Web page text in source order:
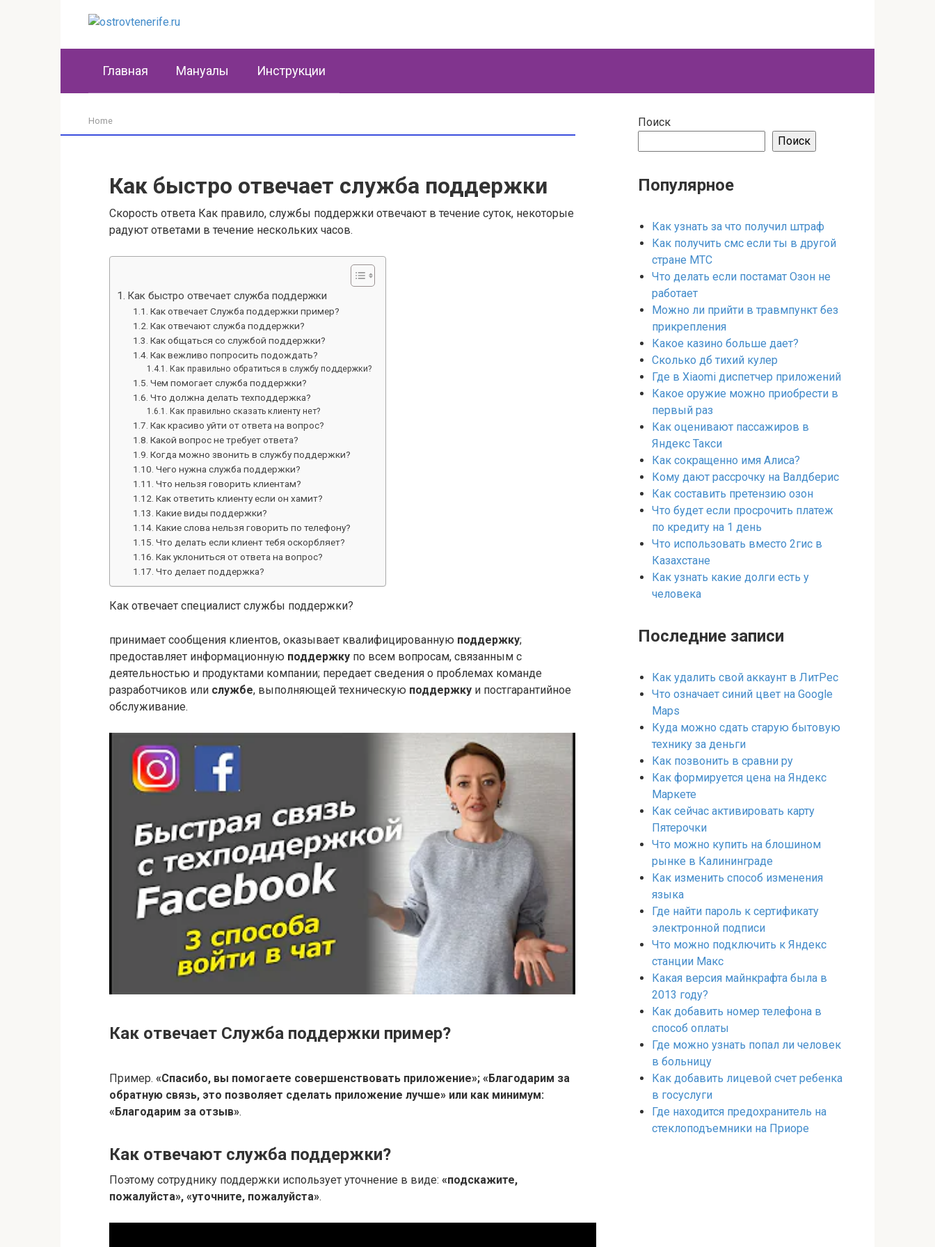
Главная Мануалы Инструкции
Home
Как быстро отвечает служба поддержки
Скорость ответа Как правило, службы поддержки отвечают в течение суток, некоторые
радуют ответами в течение нескольких часов.
Как быстро отвечает служба поддержки
Как отвечает Служба поддержки пример?
Как отвечают служба поддержки?
Как общаться со службой поддержки?
Как вежливо попросить подождать?
Как правильно обратиться в службу поддержки?
Чем помогает служба поддержки?
Что должна делать техподдержка?
Как правильно сказать клиенту нет?
Как красиво уйти от ответа на вопрос?
Какой вопрос не требует ответа?
Когда можно звонить в службу поддержки?
Чего нужна служба поддержки?
Что нельзя говорить клиентам?
Как ответить клиенту если он хамит?
Какие виды поддержки?
Какие слова нельзя говорить по телефону?
Что делать если клиент тебя оскорбляет?
Как уклониться от ответа на вопрос?
Что делает поддержка?
Как отвечает специалист службы поддержки?
принимает сообщения клиентов, оказывает квалифицированную поддержку;
предоставляет информационную поддержку по всем вопросам, связанным с
деятельностью и продуктами компании; передает сведения о проблемах команде
разработчиков или службе, выполняющей техническую поддержку и постгарантийное
обслуживание.
Как отвечает Служба поддержки пример?
Пример. «Спасибо, вы помогаете совершенствовать приложение»; «Благодарим за
обратную связь, это позволяет сделать приложение лучше» или как минимум:
«Благодарим за отзыв».
Как отвечают служба поддержки?
Поэтому сотруднику поддержки использует уточнение в виде: «подскажите,
пожалуйста», «уточните, пожалуйста».
Поиск
Поиск
Популярное
Как узнать за что получил штраф
Как получить смс если ты в другой
стране МТС
Что делать если постамат Озон не
работает
Можно ли прийти в травмпункт без
прикрепления
Какое казино больше дает?
Сколько дб тихий кулер
Где в Xiaomi диспетчер приложений
Какое оружие можно приобрести в
первый раз
Как оценивают пассажиров в
Яндекс Такси
Как сокращенно имя Алиса?
Кому дают рассрочку на Валдберис
Как составить претензию озон
Что будет если просрочить платеж
по кредиту на 1 день
Что использовать вместо 2гис в
Казахстане
Как узнать какие долги есть у
человека
Последние записи
Как удалить свой аккаунт в ЛитРес
Что означает синий цвет на Google
Maps
Куда можно сдать старую бытовую
технику за деньги
Как позвонить в сравни ру
Как формируется цена на Яндекс
Маркете
Как сейчас активировать карту
Пятерочки
Что можно купить на блошином
рынке в Калининграде
Как изменить способ изменения
языка
Где найти пароль к сертификату
электронной подписи
Что можно подключить к Яндекс
станции Макс
Какая версия майнкрафта была в
2013 году?
Как добавить номер телефона в
способ оплаты
Где можно узнать попал ли человек
в больницу
Как добавить лицевой счет ребенка
в госуслуги
Где находится предохранитель на
стеклоподъемники на Приоре